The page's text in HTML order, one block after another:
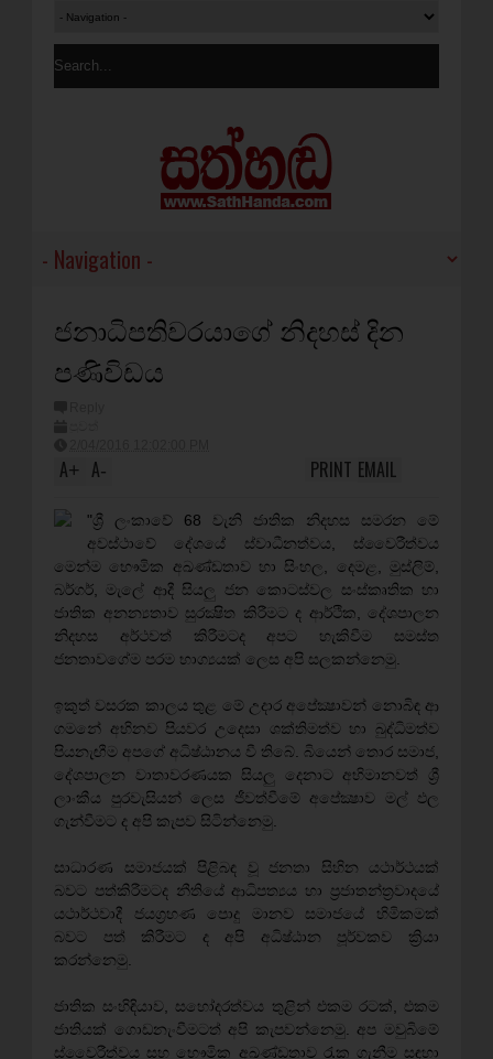
ජනාධිපතිවරයාගේ නිදහස් දින
පණිවිඩය
A+ A- EMAIL
PRINT
"ශ්‍රී ලංකාවේ 68 වැනි ජාතික නිදහස සමරන මේ
අවස්‌ථාවේ දේශයේ ස්‌වාධීනත්වය, ස්‌වෛරීත්වය
මෙන්ම භෞමික අඛණ්‌ඩතාව හා සිංහල, දෙමළ, මුස්‌ලිම්,
බර්ගර්, මැලේ ආදී සියලු ජන කොටස්‌වල සංස්‌කෘතික හා
ජාතික අනන්‍යතාව සුරක්‍ෂිත කිරීමට ද ආර්ථික, දේශපාලන
නිදහස අර්ථවත් කිරීමටද අපට හැකිවීම සමස්‌ත
ජනතාවගේම පරම භාග්‍යයක්‌ ලෙස අපි සලකන්නෙමු.
ඉකුත් වසරක කාලය තුළ මේ උදාර අපේක්‍ෂාවන් නොබිඳ ආ
ගමනේ අභිනව පියවර උදෙසා ශක්‌තිමත්ව හා බුද්ධිමත්ව
පියනැඟීම අපගේ අධිෂ්ඨානය වී තිබේ. බියෙන් තොර සමාජ,
දේශපාලන වාතාවරණයක සියලු දෙනාට අභිමානවත් ශ්‍රී
ලාංකීය පුරවැසියන් ලෙස ජීවත්වීමේ අපේක්‍ෂාව මල් ඵල
ගැන්වීමට ද අපි කැපව සිටින්නෙමු.
සාධාරණ සමාජයක්‌ පිළිබඳ වූ ජනතා සිහින යථාර්ථයක්‌
බවට පත්කිරීමටද නීතියේ ආධිපත්‍යය හා ප්‍රජාතන්ත්‍රවාදයේ
යථාර්ථවාදී ජයග්‍රහණ පොදු මානව සමාජයේ හිමිකමක්‌
බවට පත් කිරීමට ද අපි අධිෂ්ඨාන පූර්වකව ක්‍රියා
කරන්නෙමු.
ජාතික සංහිඳියාව, සහෝදරත්වය තුළින් එකම රටක්‌, එකම
ජාතියක්‌ ගොඩනැංවීමටත් අපි කැපවන්නෙමු. අප මවුබිමේ
ස්‌වෛරීත්වය සහ භෞමික අඛණ්‌ඩතාව රැක ගැනීම සඳහා